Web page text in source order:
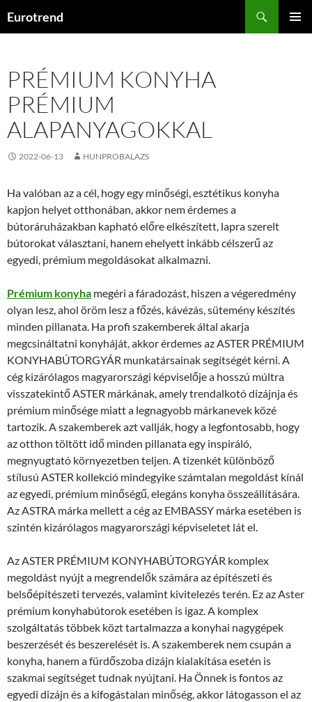
Eurotrend
PRÉMIUM KONYHA
PRÉMIUM
ALAPANYAGOKKAL
2022-06-13 HUNPROBALAZS
Ha valóban az a cél, hogy egy minőségi, esztétikus konyha
kapjon helyet otthonában, akkor nem érdemes a
bútoráruházakban kapható előre elkészített, lapra szerelt
bútorokat választani, hanem ehelyett inkább célszerű az
egyedi, prémium megoldásokat alkalmazni.
Prémium konyha megéri a fáradozást, hiszen a végeredmény
olyan lesz, ahol öröm lesz a főzés, kávézás, sütemény készítés
minden pillanata. Ha profi szakemberek által akarja
megcsináltatni konyháját, akkor érdemes az ASTER PRÉMIUM
KONYHABÚTORGYÁR munkatársainak segítségét kérni. A
cég kizárólagos magyarországi képviselője a hosszú múltra
visszatekintő ASTER márkának, amely trendalkotó dizájnja és
prémium minősége miatt a legnagyobb márkanevek közé
tartozik. A szakemberek azt vallják, hogy a legfontosabb, hogy
az otthon töltött idő minden pillanata egy inspiráló,
megnyugtató környezetben teljen. A tizenkét különböző
stílusú ASTER kollekció mindegyike számtalan megoldást kínál
az egyedi, prémium minőségű, elegáns konyha összeállítására.
Az ASTRA márka mellett a cég az EMBASSY márka esetében is
szintén kizárólagos magyarországi képviseletet lát el.
Az ASTER PRÉMIUM KONYHABÚTORGYÁR komplex
megoldást nyújt a megrendelők számára az építészeti és
belsőépítészeti tervezés, valamint kivitelezés terén. Ez az Aster
prémium konyhabútorok esetében is igaz. A komplex
szolgáltatás többek közt tartalmazza a konyhai nagygépek
beszerzését és beszerelését is. A szakemberek nem csupán a
konyha, hanem a fürdőszoba dizájn kialakítása esetén is
szakmai segítséget tudnak nyújtani. Ha Önnek is fontos az
egyedi dizájn és a kifogástalan minőség, akkor látogasson el az